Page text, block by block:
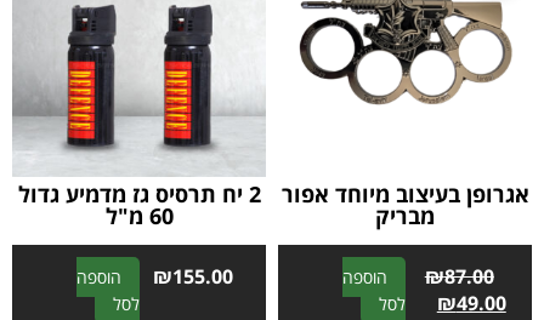
אגרופן בעיצוב מיוחד אפור
מבריק
₪87.00
₪49.00
הוספה
לסל
A
2 יח תרסיס גז מדמיע גדול
60 מ"ל
₪155.00
הוספה
לסל
A